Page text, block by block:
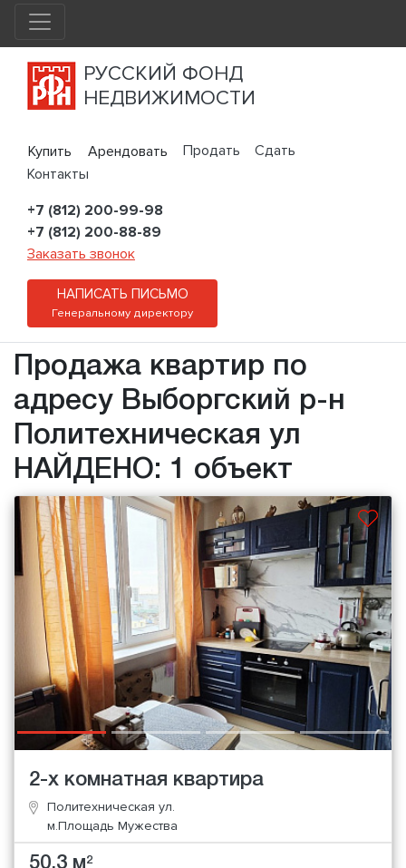
РУССКИЙ ФОНД
НЕДВИЖИМОСТИ
Купить Арендовать Продать
Сдать
Контакты
+7 (812) 200-99-98
+7 (812) 200-88-89
Заказать звонок
НАПИСАТЬ ПИСЬМО
Генеральному директору
Продажа квартир по
адресу Выборгский р-н
Политехническая ул
НАЙДЕНО: 1 объект
2-х комнатная квартира
Политехническая ул.
м.Площадь Мужества
50.3 м2